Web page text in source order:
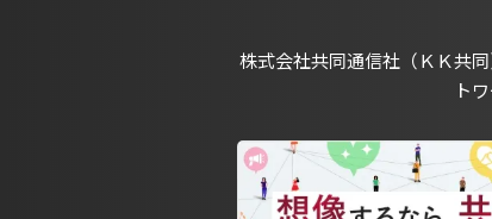
株式会社共同通信社（ＫＫ共
ト